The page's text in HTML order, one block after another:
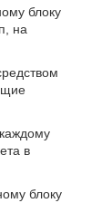
блоку
на
в
блоку